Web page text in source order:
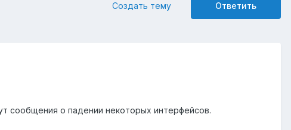
Ответить
Создать тему
сообщения о падении некоторых интерфейсов.